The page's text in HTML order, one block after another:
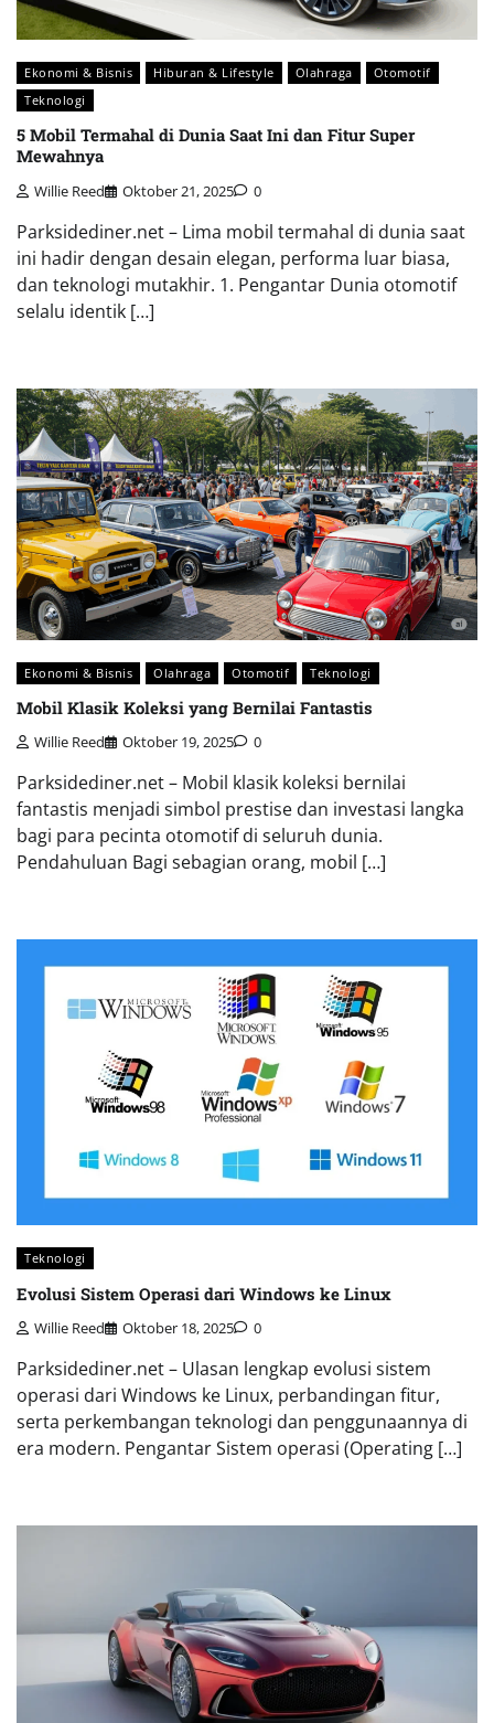
Ekonomi & Bisnis Hiburan & Lifestyle Olahraga
Otomotif
Teknologi
5 Mobil Termahal di Dunia Saat Ini dan Fitur Super
Mewahnya
Willie Reed Oktober 21, 2025 0
Parksidediner.net – Lima mobil termahal di dunia saat
ini hadir dengan desain elegan, performa luar biasa,
dan teknologi mutakhir. 1. Pengantar Dunia otomotif
selalu identik […]
Ekonomi & Bisnis Olahraga Otomotif Teknologi
Mobil Klasik Koleksi yang Bernilai Fantastis
Willie Reed Oktober 19, 2025 0
Parksidediner.net – Mobil klasik koleksi bernilai
fantastis menjadi simbol prestise dan investasi langka
bagi para pecinta otomotif di seluruh dunia.
Pendahuluan Bagi sebagian orang, mobil […]
Teknologi
Evolusi Sistem Operasi dari Windows ke Linux
Willie Reed Oktober 18, 2025 0
Parksidediner.net – Ulasan lengkap evolusi sistem
operasi dari Windows ke Linux, perbandingan fitur,
serta perkembangan teknologi dan penggunaannya di
era modern. Pengantar Sistem operasi (Operating […]